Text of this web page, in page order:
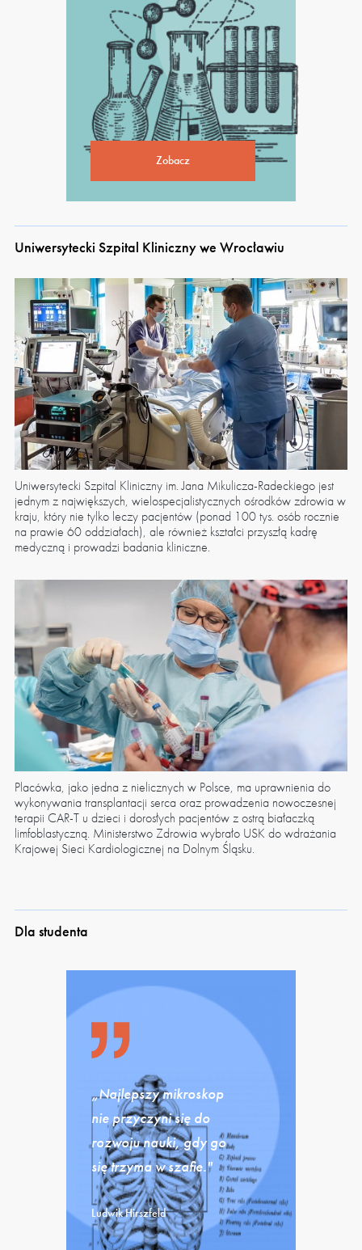
Zobacz
Uniwersytecki Szpital Kliniczny we Wrocławiu
Uniwersytecki Szpital Kliniczny im. Jana Mikulicza-Radeckiego jest
jednym z największych, wielospecjalistycznych ośrodków zdrowia w
kraju, który nie tylko leczy pacjentów (ponad 100 tys. osób rocznie
na prawie 60 oddziałach), ale również kształci przyszłą kadrę
medyczną i prowadzi badania kliniczne.
Placówka, jako jedna z nielicznych w Polsce, ma uprawnienia do
wykonywania transplantacji serca oraz prowadzenia nowoczesnej
terapii CAR-T u dzieci i dorosłych pacjentów z ostrą białaczką
limfoblastyczną. Ministerstwo Zdrowia wybrało USK do wdrażania
Krajowej Sieci Kardiologicznej na Dolnym Śląsku.
Dla studenta
„Najlepszy mikroskop
nie przyczyni się do
rozwoju nauki, gdy go
się trzyma w szafie."
Ludwik Hirszfeld